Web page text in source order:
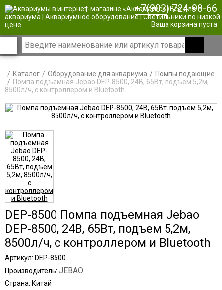
| +7(903) 724-98-66
Ваша корзина пуста
Каталог Оборудование для аквариума
Помпы подающие
Помпа подъемная Jebao DEP-8500, 24В, 65Вт, подъем 5,2м,
8500л/ч, с контроллером и Bluetooth
DEP-8500 Помпа подъемная Jebao
DEP-8500, 24В, 65Вт, подъем 5,2м,
8500л/ч, с контроллером и Bluetooth
Артикул: DEP-8500
Производитель: JEBAO
Страна: Китай